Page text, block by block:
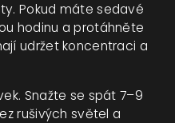
Pokud máte sedavé
hodinu a protáhněte
udržet koncentraci a
Snažte se spát 7–9
rušivých světel a